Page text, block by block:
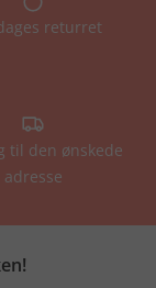
returret
til den ønskede
adresse